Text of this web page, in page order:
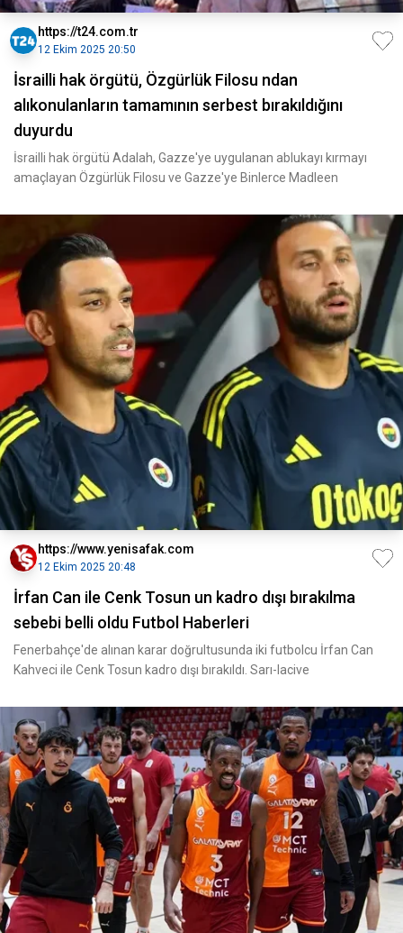
https://t24.com.tr
12 Ekim 2025 20:50
İsrailli hak örgütü, Özgürlük Filosu ndan
alıkonulanların tamamının serbest bırakıldığını
duyurdu
İsrailli hak örgütü Adalah, Gazze'ye uygulanan ablukayı kırmayı
amaçlayan Özgürlük Filosu ve Gazze'ye Binlerce Madleen
https://www.yenisafak.com
12 Ekim 2025 20:48
İrfan Can ile Cenk Tosun un kadro dışı bırakılma
sebebi belli oldu Futbol Haberleri
Fenerbahçe'de alınan karar doğrultusunda iki futbolcu İrfan Can
Kahveci ile Cenk Tosun kadro dışı bırakıldı. Sarı-lacive